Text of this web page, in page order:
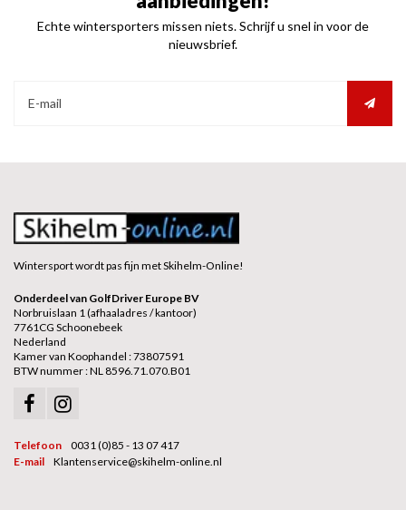
Echte wintersporters missen niets. Schrijf u snel in voor de
nieuwsbrief.
Wintersport wordt pas fijn met Skihelm-Online!
Onderdeel van GolfDriver Europe BV
Norbruislaan 1 (afhaaladres / kantoor)
7761CG Schoonebeek
Nederland
Kamer van Koophandel : 73807591
BTW nummer : NL 8596.71.070.B01
Telefoon
0031 (0)85 - 13 07 417
E-mail
Klantenservice@skihelm-online.nl